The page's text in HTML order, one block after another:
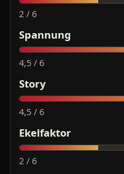
2 / 6
Spannung
4,5 / 6
Story
4,5 / 6
Ekelfaktor
2 / 6